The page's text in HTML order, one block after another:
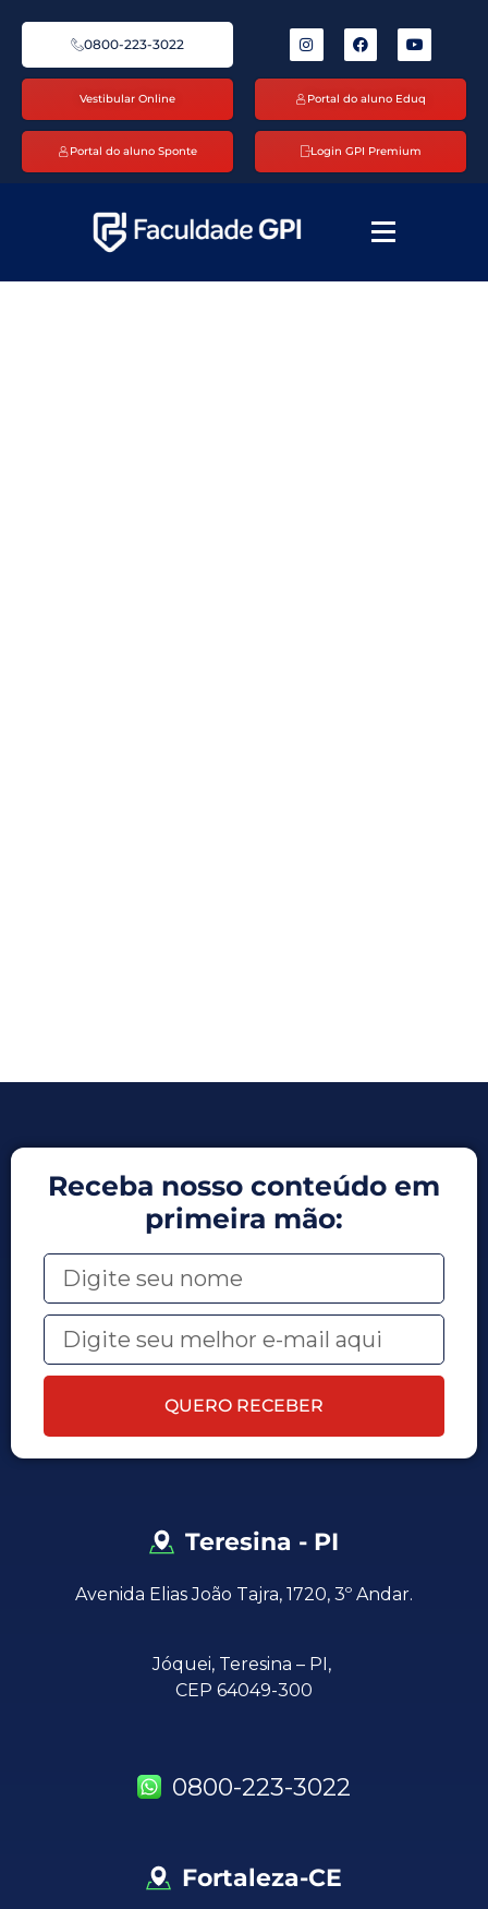
0800-223-3022
Vestibular Online Portal do aluno Eduq
Portal do aluno Sponte Login GPI Premium
Receba nosso conteúdo em
primeira mão:
QUERO RECEBER
Teresina - PI
Avenida Elias João Tajra, 1720, 3º Andar.
Jóquei, Teresina – PI,
CEP 64049-300
0800-223-3022
Fortaleza-CE